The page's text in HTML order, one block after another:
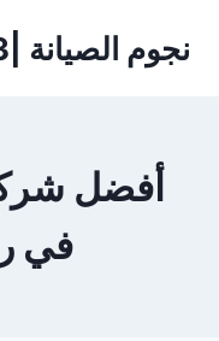
نجوم الصيانة |0567414083
أفضل
في